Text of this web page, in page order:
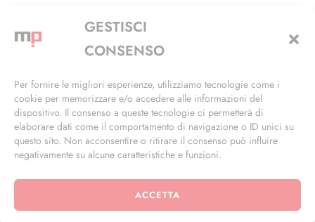
GESTISCI
CONSENSO
Per fornire le migliori esperienze, utilizziamo tecnologie come i
cookie per memorizzare e/o accedere alle informazioni del
dispositivo. Il consenso a queste tecnologie ci permetterà di
elaborare dati come il comportamento di navigazione o ID unici su
questo sito. Non acconsentire o ritirare il consenso può influire
negativamente su alcune caratteristiche e funzioni.
ACCETTA
Via Alfieri, 27 - Trezzano Sul Naviglio (MI)
+39 02 4846 3155
info@masterphil.it